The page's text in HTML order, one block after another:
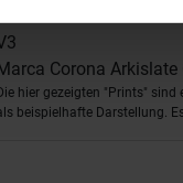
Corona Arkislate
hier gezeigten "Prints"
beispielhafte Darstellung.